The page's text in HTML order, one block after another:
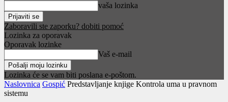
vaša lozinka
Zaboravili ste zaporku? dobiti pomoć
Lozinka za oporavak
Oporavak lozinke
Vaš e-mail
Lozinka će se vam biti poslana e-poštom.
Naslovnica Gospić Predstavljanje knjige Kontrola uma u pravnom
sistemu